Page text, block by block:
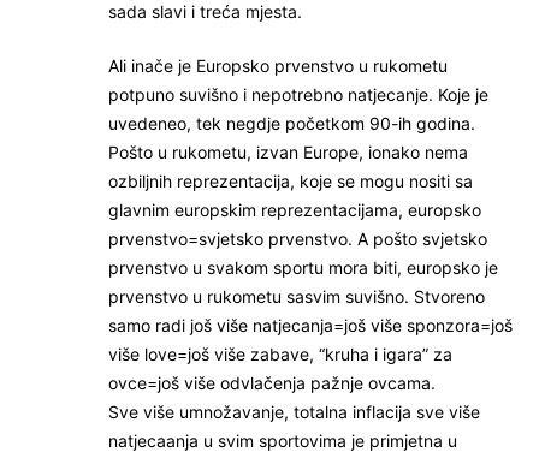
sada slavi i treća mjesta.
Ali inače je Europsko prvenstvo u rukometu
potpuno suvišno i nepotrebno natjecanje. Koje je
uvedeneo, tek negdje početkom 90-ih godina.
Pošto u rukometu, izvan Europe, ionako nema
ozbiljnih reprezentacija, koje se mogu nositi sa
glavnim europskim reprezentacijama, europsko
prvenstvo=svjetsko prvenstvo. A pošto svjetsko
prvenstvo u svakom sportu mora biti, europsko je
prvenstvo u rukometu sasvim suvišno. Stvoreno
samo radi još više natjecanja=još više sponzora=još
više love=još više zabave, “kruha i igara” za
ovce=još više odvlačenja pažnje ovcama.
Sve više umnožavanje, totalna inflacija sve više
natjecaanja u svim sportovima je primjetna u